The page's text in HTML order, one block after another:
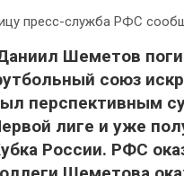
пресс-служба РФС
Шеметов
союз
перспективным
лиге и уже
России. РФС